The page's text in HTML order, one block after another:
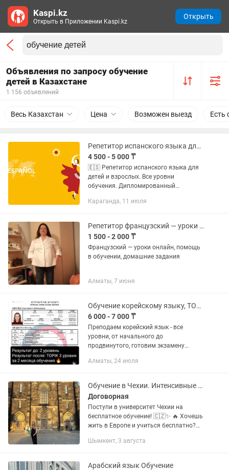
Объявления по запросу обучение
детей в Казахстане
1 156 объявлений
Весь Казахстан Цена Возможен выезд Есть
Репетитор испанского языка для детей и взрослых. Все уровни обучения.
4 500 - 5 000 ₸
🇪🇸 Репетитор испанского языка для
детей и взрослых. Все уровни
обучения. Дипломированный
Меня зовут Камила, я —
педагогическим...
Караганда, 11 июля
Репетитор французский — уроки онлайн, помощь в обучении, домашние задания
1 500 - 2 000 ₸
Французский — уроки онлайн, помощь
в обучении, домашние задания
Алматы, 7 июня
Обучение корейскому языку, TOPIK
6 000 - 7 000 ₸
Преподаем корейский язык - все
уровни, от начального до
продвинутого, готовим экзамену
успешных кейсов с результатами
учатся в корейских...
Алматы, 24 июля
Обучение в Чехии. Интенсивные курсы чешского языка
Договорная
Поступи в университет Чехии на
бесплатное обучение! 🇨🇿✨ 🔥 Хочешь
жить в Европе и учиться бесплатно?
открыты для тебя! Единственный ключ
Шымкент, 3 августа
Арабский язык Обучение
Kaspi.kz
Открыть в Приложении Kaspi.kz
Открыть